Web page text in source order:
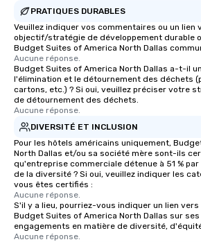
PRATIQUES DURABLES
Veuillez indiquer vos commentaires ou un lien
objectif/stratégie de développement durable
Budget Suites of America North Dallas
Aucune réponse.
Budget Suites of America North Dallas a-t-il
l'élimination et le détournement des déchets
cartons, etc.) ? Si oui, veuillez préciser votre
de détournement des déchets.
Aucune réponse.
DIVERSITÉ ET INCLUSION
Pour les hôtels américains uniquement,
North Dallas et/ou sa société mère sont-ils
qu'entreprise commerciale détenue à 51 %
de la diversité ? Si oui, veuillez indiquer les
vous êtes certifiés :
Aucune réponse.
S'il y a lieu, pourriez-vous indiquer un lien
Budget Suites of America North Dallas sur
engagements en matière de diversité,
Aucune réponse.